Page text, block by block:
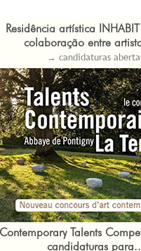
Residência artística
colaboração entre
→ candidaturas
Talents
candidaturas